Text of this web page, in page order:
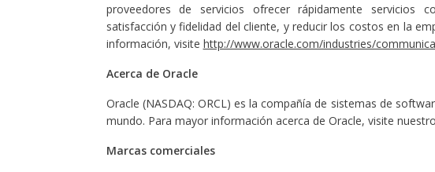
proveedores de servicios ofrecer rápidamente servicios
satisfacción y fidelidad del cliente, y reducir los costos en la
información, visite http://www.oracle.com/industries/
Acerca de Oracle
Oracle (NASDAQ: ORCL) es la compañía de sistemas de
mundo. Para mayor información acerca de Oracle, visite
Marcas comerciales